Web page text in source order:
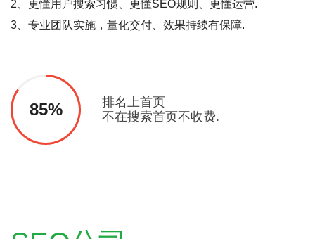
2、更懂用户搜索习惯、更懂SEO规则、更懂运营.
3、专业团队实施，量化交付、效果持续有保障.
85%
排名上首页
不在搜索首页不收费.